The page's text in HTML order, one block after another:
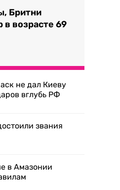
Бритни
в возрасте 69
не дал Киеву
вглубь РФ
звания
в Амазонии